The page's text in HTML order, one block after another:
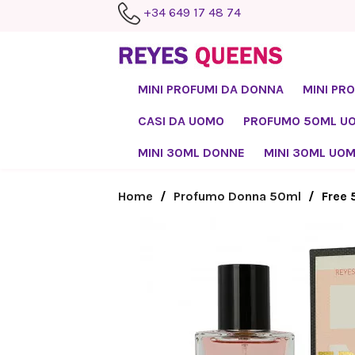
+34 649 17 48 74
MINI PROFUMI DA DONNA MINI
CASI DA UOMO PROFUMO 50ML
MINI 30ML DONNE MINI 30ML
Home Profumo Donna 50ml Free